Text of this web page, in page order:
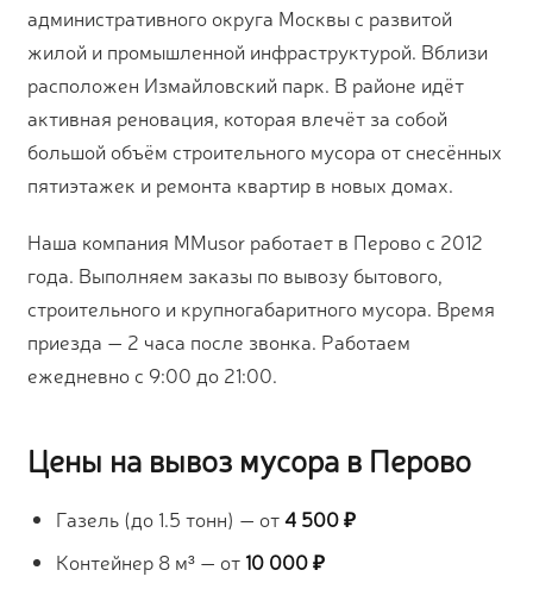
административного округа Москвы с развитой
жилой и промышленной инфраструктурой. Вблизи
расположен Измайловский парк. В районе идёт
активная реновация, которая влечёт за собой
большой объём строительного мусора от снесённых
пятиэтажек и ремонта квартир в новых домах.
Наша компания MMusor работает в Перово с 2012
года. Выполняем заказы по вывозу бытового,
строительного и крупногабаритного мусора. Время
приезда — 2 часа после звонка. Работаем
ежедневно с 9:00 до 21:00.
Цены на вывоз мусора в Перово
Газель (до 1.5 тонн) — от4 500 ₽
Контейнер 8 м³ — от 10 000 ₽